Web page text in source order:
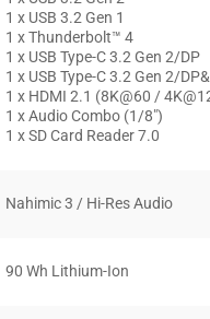
1 x USB 3.2 Gen 1
1 x Thunderbolt™ 4
1 x USB Type-C 3.2 Gen 2/DP
1 x USB Type-C 3.2 Gen 2/
1 x HDMI 2.1 (8K@60 /
1 x Audio Combo (1/8″)
1 x SD Card Reader 7.0
Nahimic 3 / Hi-Res Audio
90 Wh Lithium-Ion